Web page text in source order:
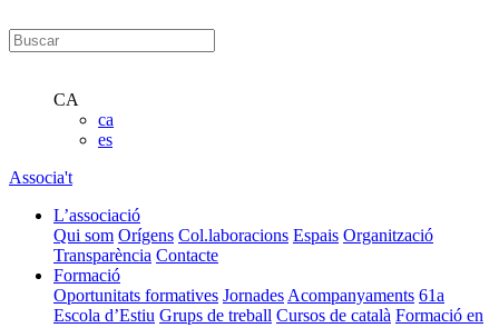
CA
ca
es
Associa't
L’associació
Qui som Orígens Col.laboracions Espais Organització
Transparència Contacte
Formació
Oportunitats formatives Jornades Acompanyaments 61a
Escola d’Estiu Grups de treball Cursos de català Formació en